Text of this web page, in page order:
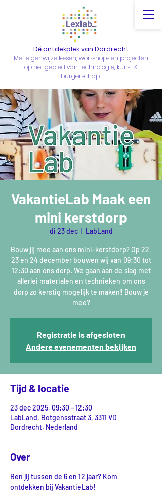
Dé ontdekplek van Dordrecht
Met eigenwijze lessen, workshops en projecten
op het gebied van technologie, kunst &
burgerschap.
VakantieLab Maak een
mini kerstdorp
di 23 dec
  |
LabLand
Bouw jij mee aan ons mini-kerstdorp? Op 22,
23 en 24 december bouwen wij van 09:30 tot
12:30 aan ons dorp. We gaan aan de slag met
allerlei materialen en technieken om ons
dorp zo kerstig mogelijk te maken! Bouw je
mee?
Registratie is afgesloten
Andere evenementen bekijken
Tijd & locatie
23 dec 2025, 09:30 – 12:30
LabLand, Botgensstraat 3, 3311 VD
Dordrecht, Nederland
Over
Ben jij tussen de 6 en 12 jaar? Kom
ontdekken bij VakantieLab!